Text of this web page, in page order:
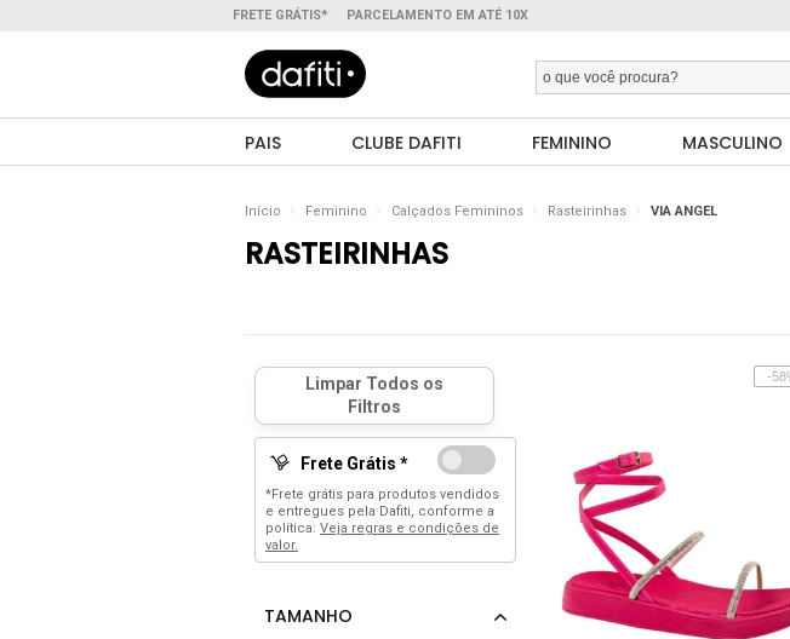
FRETE GRÁTIS* PARCELAMENTO EM ATÉ 10X
PAIS CLUBE DAFITI FEMININO MASCULINO
Início Feminino Calçados Femininos Rasteirinhas VIA ANGEL
RASTEIRINHAS
Frete Grátis *
*Frete grátis para produtos vendidos
e entregues pela Dafiti, conforme a
política: Veja regras e condições de
valor.
-